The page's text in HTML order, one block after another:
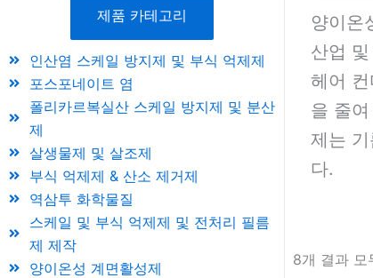
제품 카테고리
인산염 스케일 방지제 및 부식 억제제
포스포네이트 염
폴리카르복실산 스케일 방지제 및 분산
제
살생물제 및 살조제
부식 억제제 & 산소 제거제
역삼투 화학물질
스케일 및 부식 억제제 및 전처리 필름
제 제작
양이온성 계면활성제
양이온
산업
헤어
을 줄
제는
다.
8개 결과 모